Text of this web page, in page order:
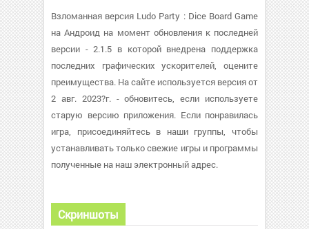
Взломанная версия Ludo Party : Dice Board Game
на Андроид на момент обновления к последней
версии - 2.1.5 в которой внедрена поддержка
последних графических ускорителей, оцените
преимущества. На сайте используется версия от
2 авг. 2023?г. - обновитесь, если используете
старую версию приложения. Если понравилась
игра, присоединяйтесь в наши группы, чтобы
устанавливать только свежие игры и программы
полученные на наш электронный адрес.
Скриншоты